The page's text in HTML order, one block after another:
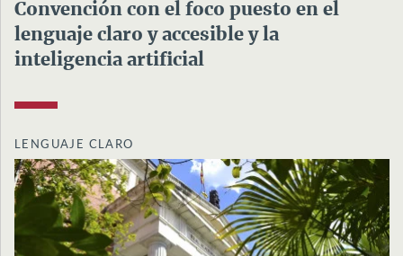
Convención con el foco puesto en el
lenguaje claro y accesible y la
inteligencia artificial
LENGUAJE CLARO